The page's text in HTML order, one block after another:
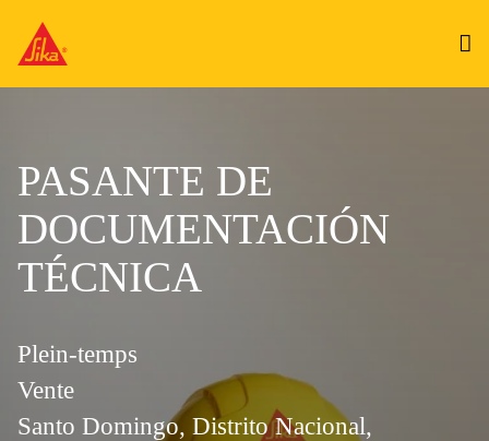
PASANTE DE
DOCUMENTACIÓN
TÉCNICA
Plein-temps
Vente
Santo Domingo, Distrito Nacional,